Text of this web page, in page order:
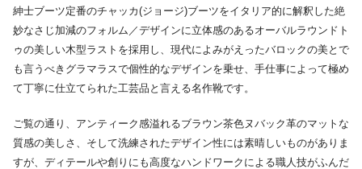
紳士ブーツ定番のチャッカ(ジョージ)ブーツをイタリア的に解釈した絶
妙なさじ加減のフォルム／デザインに立体感のあるオーバルラウンドト
ゥの美しい木型ラストを採用し、現代によみがえったバロックの美とで
も言うべきグラマラスで個性的なデザインを乗せ、手仕事によって極め
て丁寧に仕立てられた工芸品と言える名作靴です。
ご覧の通り、アンティーク感溢れるブラウン茶色ヌバック革のマットな
質感の美しさ、そして洗練されたデザイン性には素晴しいものがありま
すが、ディテールや創りにも高度なハンドワークによる職人技がふんだ